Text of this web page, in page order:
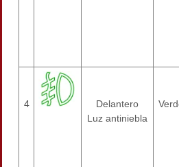
4
Delantero
Luz antiniebla